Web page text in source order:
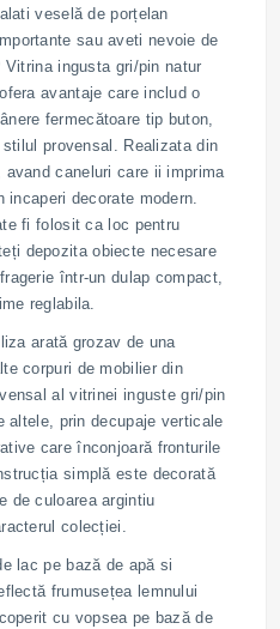
veselă de porțelan
sau aveti nevoie de
ingusta gri/pin natur
avantaje care includ o
fermecătoare tip buton,
provensal. Realizata din
avand caneluri care ii imprima
decorate modern.
fi folosit ca loc pentru
depozita obiecte necesare
într-un dulap compact,
reglabila.
arată grozav de una
corpuri de mobilier din
al vitrinei inguste gri/pin
altele, prin decupaje verticale
care înconjoară fronturile
simplă este decorată
de culoarea argintiu
colecției.
lac pe bază de apă si
frumusețea lemnului
cu vopsea pe bază de